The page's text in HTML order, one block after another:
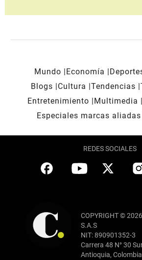
Mundo Economía
Blogs
Cultura Tendencias
Entretenimiento
Multimedia
Especiales marcas aliadas
REDES SOCIALES
COPYRIGHT ©
S.A.S
NIT: 890901352-3
Carrera 48 N° 30
Antioquia,